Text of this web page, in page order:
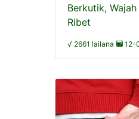
Berkutik,
Ribet
√ 2661 lailana 12-